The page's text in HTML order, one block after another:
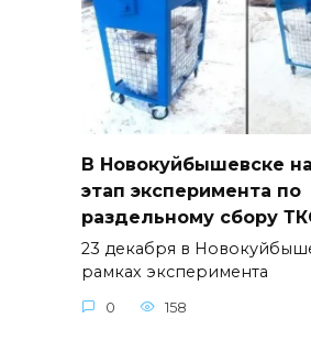
В Новокуйбышевске
этап эксперимента по
раздельному сбору
23 декабря в
рамках эксперимента
0 158